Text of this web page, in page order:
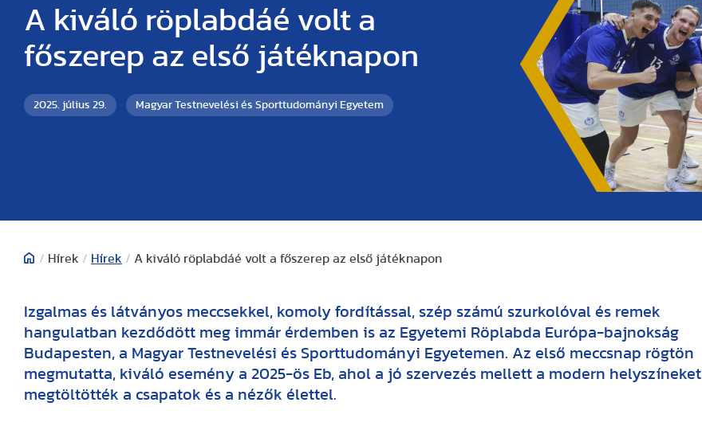
A kiváló röplabdáé volt a
főszerep az első játéknapon
2025. július 29. Magyar Testnevelési és Sporttudományi Egyetem
/ Hírek / Hírek / A kiváló röplabdáé volt a főszerep az első játéknapon
Izgalmas és látványos meccsekkel, komoly fordítással, szép számú szurkolóval és remek
hangulatban kezdődött meg immár érdemben is az Egyetemi Röplabda Európa-bajnokság
Budapesten, a Magyar Testnevelési és Sporttudományi Egyetemen. Az első meccsnap rögtön
megmutatta, kiváló esemény a 2025-ös Eb, ahol a jó szervezés mellett a modern helyszíneket
megtöltötték a csapatok és a nézők élettel.